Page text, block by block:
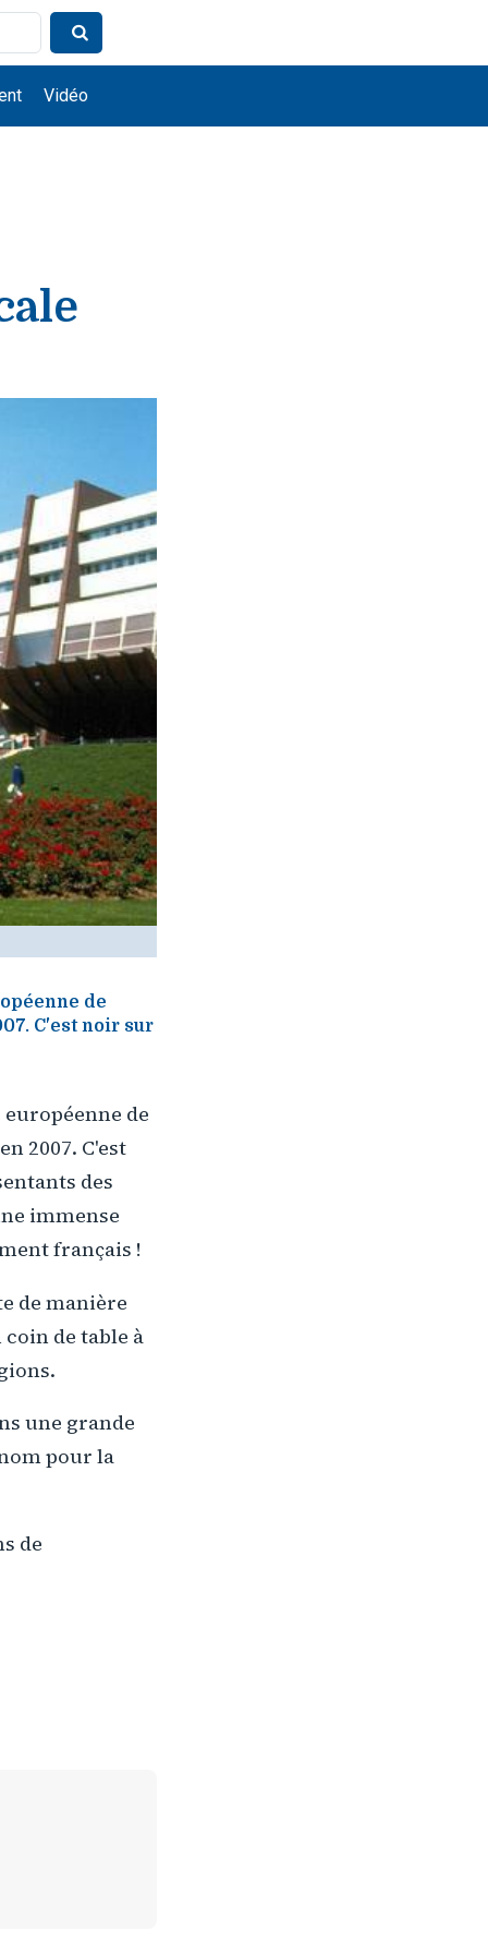
Vidéo
de
C'est noir sur
de
2007. C'est
des
immense
français !
de manière
de table à
une grande
pour la
de